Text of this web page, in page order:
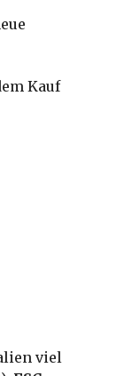
Kauf
viel